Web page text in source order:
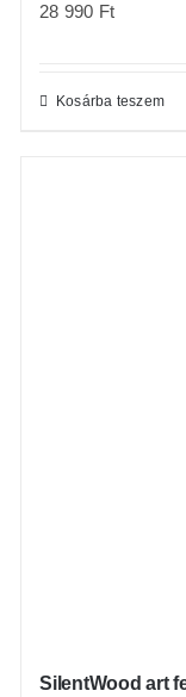
28 990 Ft
Kosárba teszem
SilentWood art